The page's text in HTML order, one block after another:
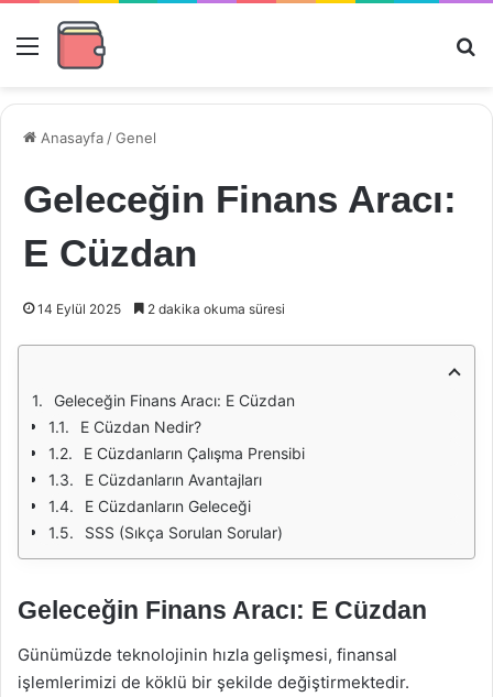
Menü
Anasayfa /Genel
Geleceğin Finans Aracı:
E Cüzdan
14 Eylül 2025 2 dakika okuma süresi
Geleceğin Finans Aracı: E Cüzdan
E Cüzdan Nedir?
E Cüzdanların Çalışma Prensibi
E Cüzdanların Avantajları
E Cüzdanların Geleceği
SSS (Sıkça Sorulan Sorular)
Geleceğin Finans Aracı: E Cüzdan
Günümüzde teknolojinin hızla gelişmesi, finansal
işlemlerimizi de köklü bir şekilde değiştirmektedir.